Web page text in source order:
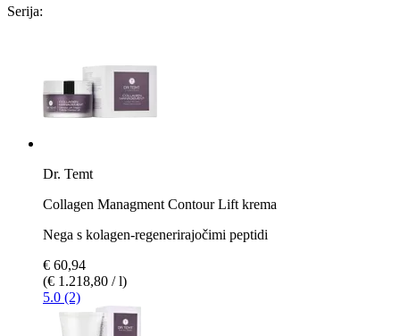
Serija:
Dr. Temt
Collagen Managment Contour Lift krema
Nega s kolagen-regenerirajočimi peptidi
€ 60,94
(€ 1.218,80 / l)
5.0 (2)